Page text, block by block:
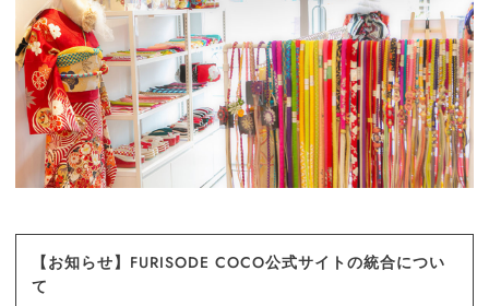
【お知らせ】FURISODE COCO公式サイトの統合につい
て